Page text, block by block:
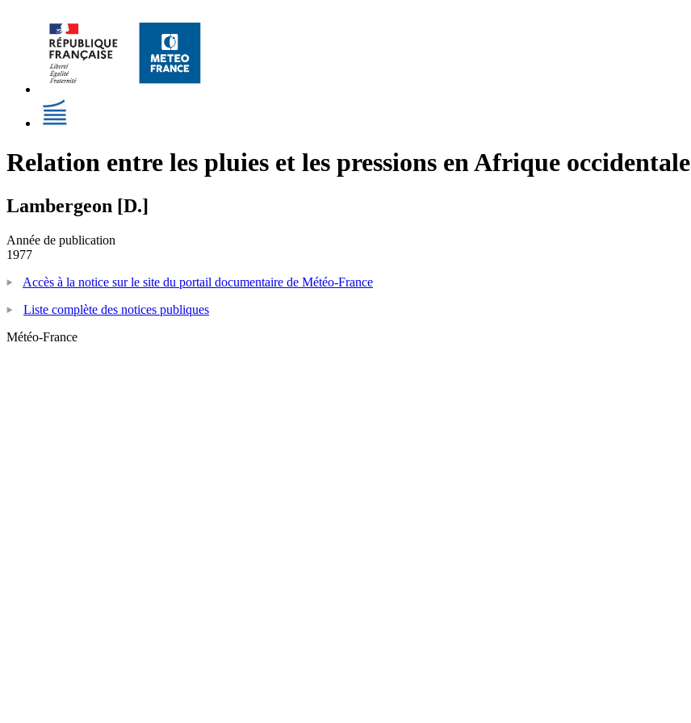
Relation entre les pluies et les pressions en Afrique occidentale
Lambergeon [D.]
Année de publication
1977
Accès à la notice sur le site du portail documentaire de Météo-France
Liste complète des notices publiques
Météo-France